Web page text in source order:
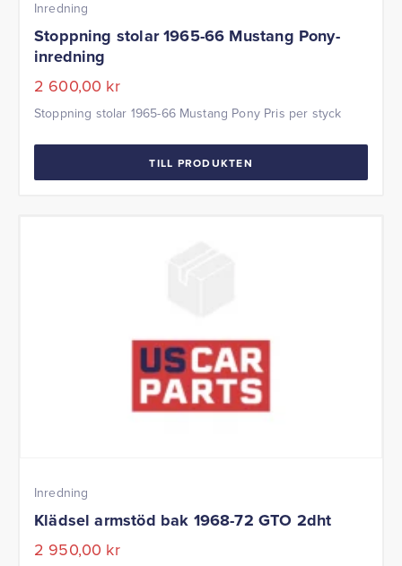
Inredning
Stoppning stolar 1965-66 Mustang Pony-
inredning
2 600,00 kr
Stoppning stolar 1965-66 Mustang Pony Pris per styck
TILL PRODUKTEN
Inredning
Klädsel armstöd bak 1968-72 GTO 2dht
2 950,00 kr